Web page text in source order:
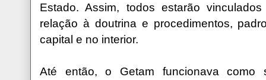
Estado. Assim, todos estarão
relação à doutrina e procedimentos,
capital e no interior.
Até então, o Getam funcionava como